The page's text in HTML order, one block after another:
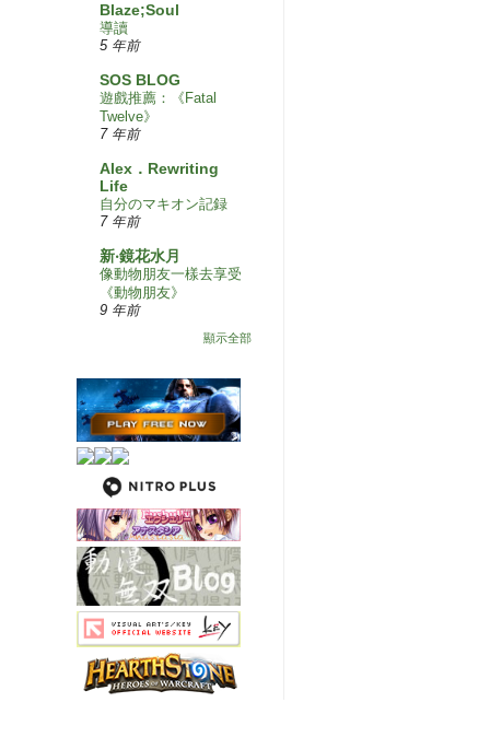
Blaze;Soul
導讀
5 年前
SOS BLOG
遊戲推薦：《Fatal
Twelve》
7 年前
Alex．Rewriting
Life
自分のマキオン記録
7 年前
新‧鏡花水月
像動物朋友一樣去享受
《動物朋友》
9 年前
顯示全部